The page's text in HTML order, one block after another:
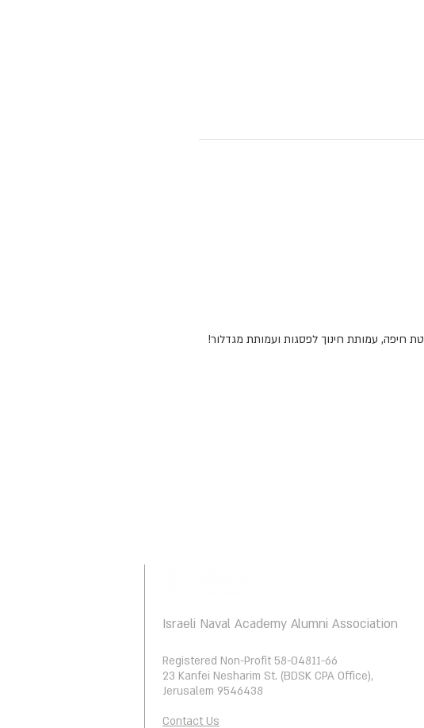
Israeli Naval Academy Alumni Association
Registered Non-Profit 58-04811-66
23 Kanfei Nesharim St. (BDSK CPA Office),
Jerusalem 9546438
Contact Us